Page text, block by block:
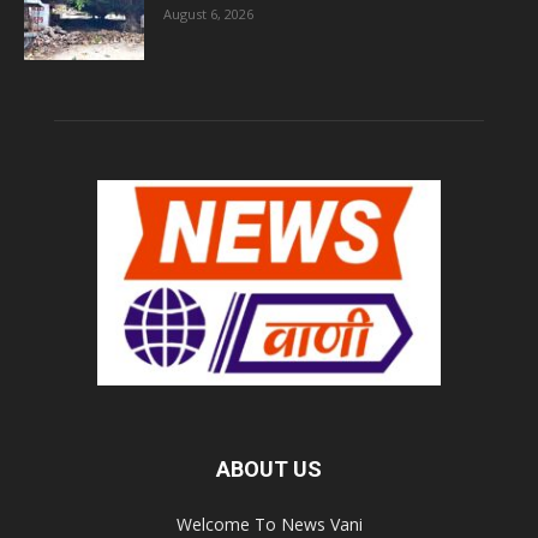
August 6, 2026
ABOUT US
Welcome To News Vani